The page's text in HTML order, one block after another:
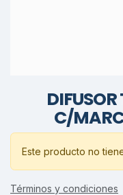
C/
Este producto no
Términos y condiciones